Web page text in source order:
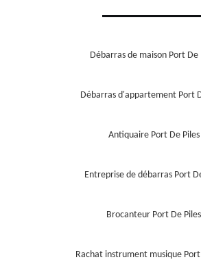
Débarras de maison Port De
Débarras d'appartement Port
Antiquaire Port De Piles
Entreprise de débarras Port
Brocanteur Port De Piles
Rachat instrument musique Port